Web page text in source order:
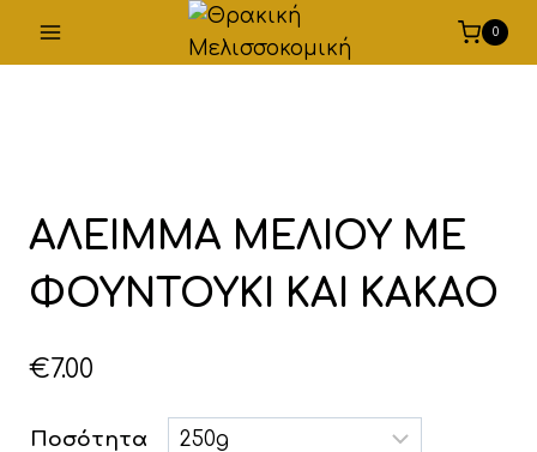
0
ΑΛΕΙΜΜΑ ΜΕΛΙΟΥ ΜΕ
ΦΟΥΝΤΟΥΚΙ ΚΑΙ ΚΑΚΑΟ
€7.00
Ποσότητα